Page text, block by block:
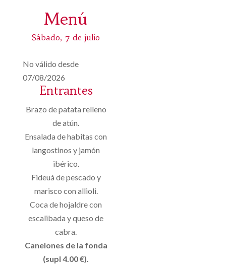
Menú
Sábado, 7 de julio
No válido desde
07/08/2026
Entrantes
Brazo de patata relleno
de atún.
Ensalada de habitas con
langostinos y jamón
ibérico.
Fideuá de pescado y
marisco con allioli.
Coca de hojaldre con
escalibada y queso de
cabra.
Canelones de la fonda
(supl 4.00 €).